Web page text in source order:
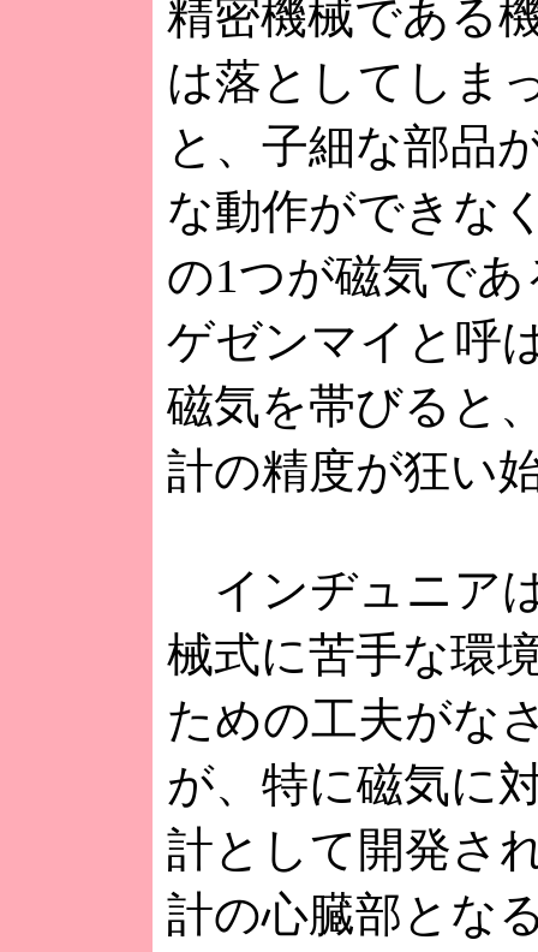
精密機械である
は落としてしま
と、子細な部品
な動作ができな
の1つが磁気で
ゲゼンマイと呼
磁気を帯びると
計の精度が狂い
インヂュニア
械式に苦手な環
ための工夫がな
が、特に磁気に
計として開発さ
計の心臓部とな